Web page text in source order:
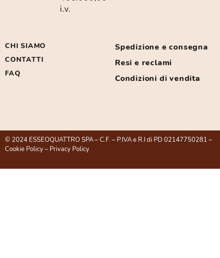
i.v.
CHI SIAMO
CONTATTI
FAQ
Spedizione e consegna
Resi e reclami
Condizioni di vendita
© 2024 ESSEOQUATTRO SPA – C.F. – P.IVA e R.I di PD 02147750281 –
Cookie Policy– Privacy Policy